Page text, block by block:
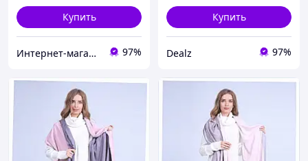
Купить
Интернет-магазин RedShift.com.ua 97%
Купить
Dealz 97%